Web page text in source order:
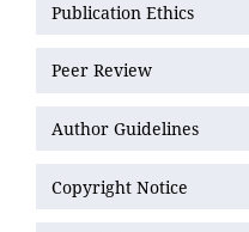
Publication Ethics
Peer Review
Author Guidelines
Copyright Notice